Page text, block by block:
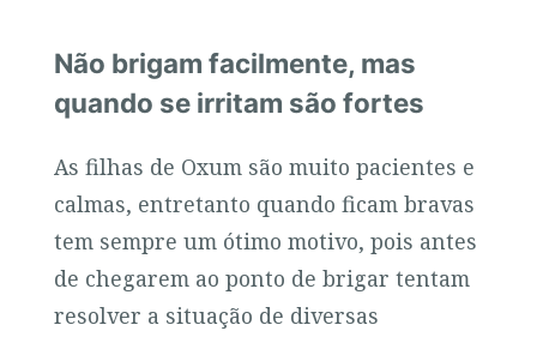
Não brigam facilmente, mas
quando se irritam são fortes
As filhas de Oxum são muito pacientes e
calmas, entretanto quando ficam bravas
tem sempre um ótimo motivo, pois antes
de chegarem ao ponto de brigar tentam
resolver a situação de diversas